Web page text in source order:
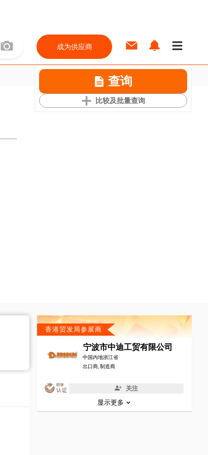
成为供应商
查询
比较及批量查询
香港贸发局参展商
宁波市中迪工贸有限公司
中国内地浙江省
出口商, 制造商
关注
显示更多